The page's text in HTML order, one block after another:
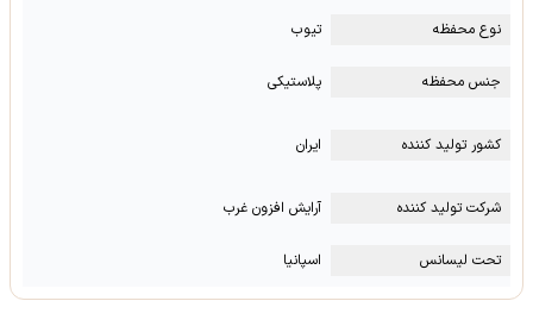
نوع محفظه تیوب
جنس محفظه پلاستیکی
کشور تولید کننده ایران
شرکت تولید کننده آرایش افزون غرب
تحت لیسانس اسپانیا